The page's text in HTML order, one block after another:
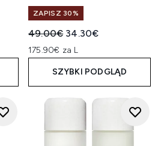
ZAPISZ 30%
Sugerowana cena
49.00€ Aktualna cena:
34.30€
175.90€ za L
SZYBKI PODGLĄD